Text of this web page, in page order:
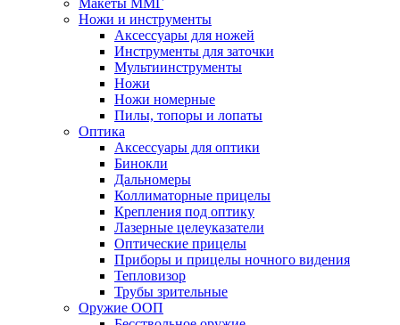
Макеты ММГ
Ножи и инструменты
Аксессуары для ножей
Инструменты для заточки
Мультиинструменты
Ножи
Ножи номерные
Пилы, топоры и лопаты
Оптика
Аксессуары для оптики
Бинокли
Дальномеры
Коллиматорные прицелы
Крепления под оптику
Лазерные целеуказатели
Оптические прицелы
Приборы и прицелы ночного видения
Тепловизор
Трубы зрительные
Оружие ООП